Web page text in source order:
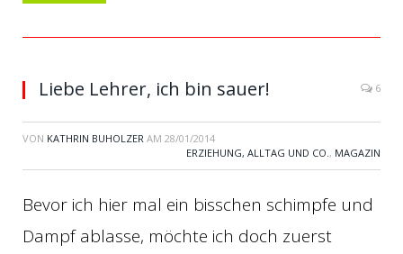
Liebe Lehrer, ich bin sauer! 6
VON KATHRIN BUHOLZER AM 28/01/2014
ERZIEHUNG, ALLTAG UND CO. , MAGAZIN
Bevor ich hier mal ein bisschen schimpfe und
Dampf ablasse, möchte ich doch zuerst